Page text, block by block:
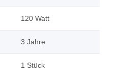
120 Watt
3 Jahre
1 Stück